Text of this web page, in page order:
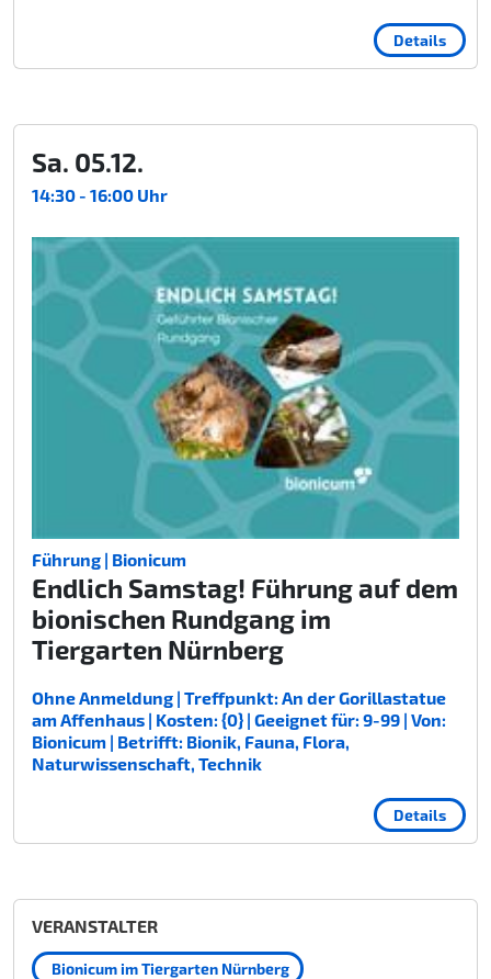
Details
Sa. 05.12.
14:30 - 16:00 Uhr
Führung | Bionicum
Endlich Samstag! Führung auf dem
bionischen Rundgang im
Tiergarten Nürnberg
Ohne Anmeldung | Treffpunkt: An der Gorillastatue
am Affenhaus | Kosten: {0} | Geeignet für: 9-99 | Von:
Bionicum | Betrifft: Bionik, Fauna, Flora,
Naturwissenschaft, Technik
Details
VERANSTALTER
Bionicum im Tiergarten Nürnberg